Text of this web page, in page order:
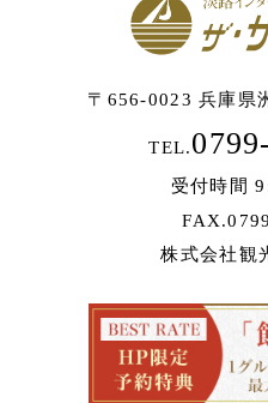
〒656-0023 兵庫県
TEL.
受付時間
株式会社観